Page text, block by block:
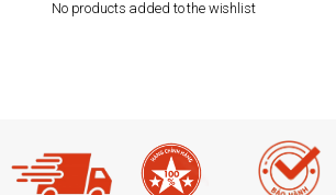
No products added to the wishlist